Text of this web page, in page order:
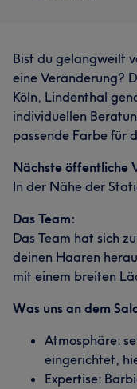
Bist du gelangweilt
eine Veränderung?
Köln, Lindenthal
individuellen
passende Farbe für
Nächste öffentliche
In der Nähe der
Das Team:
Das Team hat sich
deinen Haaren
mit einem breiten
Was uns an dem
Atmosphäre:
eingerichtet,
Expertise: